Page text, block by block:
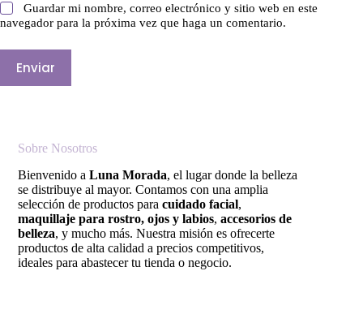
Guardar mi nombre, correo electrónico y sitio web en este
navegador para la próxima vez que haga un comentario.
Enviar
Sobre Nosotros
Bienvenido aLuna Morada, el lugar donde la belleza
se distribuye al mayor. Contamos con una amplia
selección de productos paracuidado facial,
maquillaje para rostro, ojos y labios,accesorios de
belleza, y mucho más. Nuestra misión es ofrecerte
productos de alta calidad a precios competitivos,
ideales para abastecer tu tienda o negocio.